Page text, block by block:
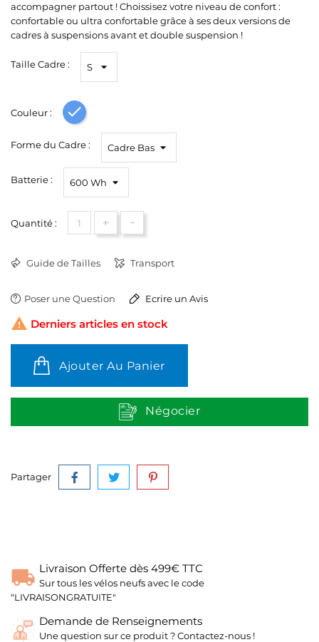
accompagner partout ! Choissisez votre niveau de confort :
confortable ou ultra confortable grâce à ses deux versions de
cadres à suspensions avant et double suspension !
Taille Cadre :
Couleur : Bleu
Forme du Cadre :
Batterie :
Quantité : + -
Guide de Tailles Transport
Poser une Question Ecrire un Avis
 Derniers articles en stock
Ajouter Au Panier
Négocier
Partager
Livraison Offerte dès 499€ TTC
Sur tous les vélos neufs avec le code
"LIVRAISONGRATUITE"
Demande de Renseignements
Une question sur ce produit ? Contactez-nous !